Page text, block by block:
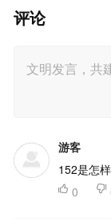
评论
游客
152是怎
 0 